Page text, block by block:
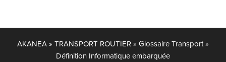
AKANEA» TRANSPORT ROUTIER» Glossaire Transport»
Définition Informatique embarquée